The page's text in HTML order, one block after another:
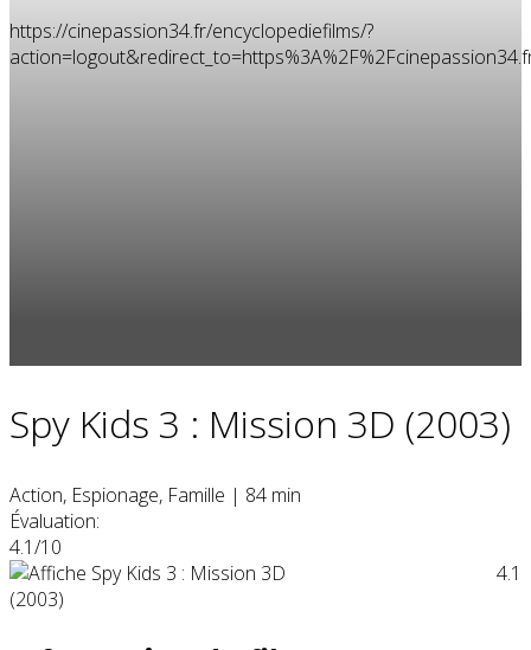
https://cinepassion34.fr/encyclopediefilms/?
Spy Kids 3 : Mission 3D (2003)
Action, Espionage, Famille | 84 min
Évaluation:
4.1/10
4.1